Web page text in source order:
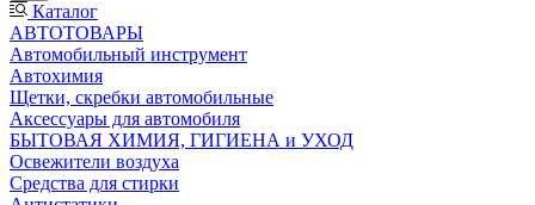
Каталог
АВТОТОВАРЫ
Автомобильный инструмент
Автохимия
Щетки, скребки автомобильные
Аксессуары для автомобиля
БЫТОВАЯ ХИМИЯ, ГИГИЕНА и УХОД
Освежители воздуха
Средства для стирки